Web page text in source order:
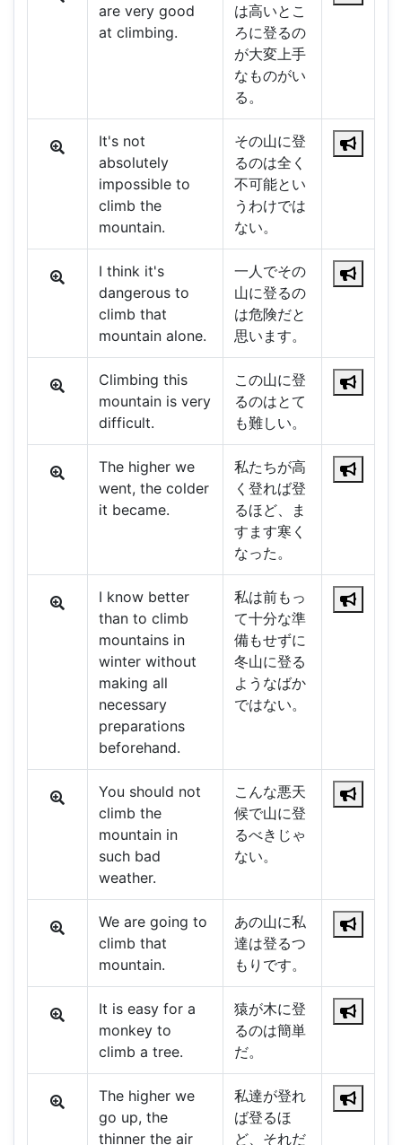
are very good
at climbing.
は高いとこ
ろに登るの
が大変上手
なものがい
る。
It's not
absolutely
impossible to
climb the
mountain.
その山に登
るのは全く
不可能とい
うわけでは
ない。
I think it's
dangerous to
climb that
mountain alone.
一人でその
山に登るの
は危険だと
思います。
Climbing this
mountain is very
difficult.
この山に登
るのはとて
も難しい。
The higher we
went, the colder
it became.
私たちが高
く登れば登
るほど、ま
すます寒く
なった。
I know better
than to climb
mountains in
winter without
making all
necessary
preparations
beforehand.
私は前もっ
て十分な準
備もせずに
冬山に登る
ようなばか
ではない。
You should not
climb the
mountain in
such bad
weather.
こんな悪天
候で山に登
るべきじゃ
ない。
We are going to
climb that
mountain.
あの山に私
達は登るつ
もりです。
It is easy for a
monkey to
climb a tree.
猿が木に登
るのは簡単
だ。
The higher we
go up, the
thinner the air
私達が登れ
ば登るほ
ど、それだ